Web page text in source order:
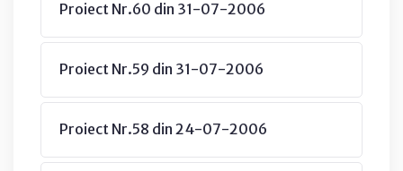
Proiect Nr.60 din 31-07-2006
Proiect Nr.59 din 31-07-2006
Proiect Nr.58 din 24-07-2006